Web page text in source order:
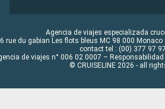
Agencia de viajes especializada
rue du gabian Les flots bleus MC 98 000
contact tel : (00) 377 97
de viajes n° 006 02 0007 –
© CRUISELINE 2026 - all